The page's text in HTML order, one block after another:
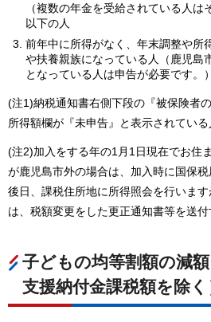
（複数の年金を受給されている人
以下の人
前年中に所得がなく、年末調整や所
や扶養親族になっている人（鹿児島
となっている人は申告が必要です。）
(注1)納税通知書右側下段の『被保険者
所得額欄が『未申告』と表示されている
(注2)加入をする年の1月1日現在でお住
が鹿児島市外の場合は、加入時に国保税
後日、課税住所地に所得照会を行いま
は、税額変更をした更正通知書等を送付
子どもの均等割額の減
支援納付金課税額を除く